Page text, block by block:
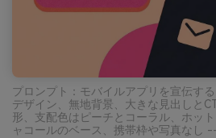
プロンプト：モバイルアプリを宣伝す
デザイン、無地背景、大きな見出しと
形、支配色はピーチとコーラル、ホッ
ャコールのベース、携帯枠や写真なし